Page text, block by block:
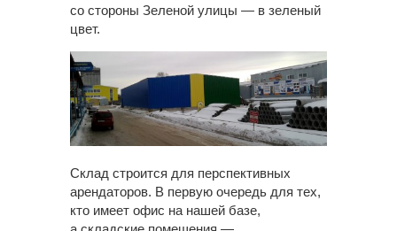
со стороны Зеленой улицы — в зеленый
цвет.
Склад строится для перспективных
арендаторов. В первую очередь для тех,
кто имеет офис на нашей базе,